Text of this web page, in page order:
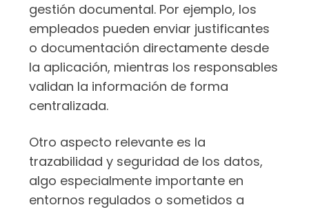
gestión documental. Por ejemplo, los
empleados pueden enviar justificantes
o documentación directamente desde
la aplicación, mientras los responsables
validan la información de forma
centralizada.
Otro aspecto relevante es la
trazabilidad y seguridad de los datos,
algo especialmente importante en
entornos regulados o sometidos a